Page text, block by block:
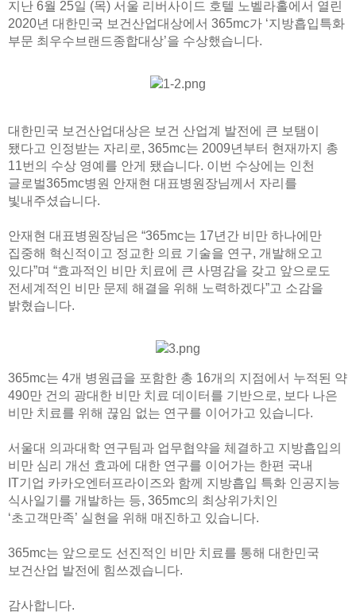
지난 6월 25일 (목) 서울 리버사이드 호텔 노벨라홀에서 열린
2020년 대한민국 보건산업대상에서 365mc가 ‘지방흡입특화
부문 최우수브랜드종합대상’을 수상했습니다.
대한민국 보건산업대상은 보건 산업계 발전에 큰 보탬이
됐다고 인정받는 자리로, 365mc는 2009년부터 현재까지 총
11번의 수상 영예를 안게 됐습니다. 이번 수상에는 인천
글로벌365mc병원 안재현 대표병원장님께서 자리를
빛내주셨습니다.
안재현 대표병원장님은 “365mc는 17년간 비만 하나에만
집중해 혁신적이고 정교한 의료 기술을 연구, 개발해오고
있다”며 “효과적인 비만 치료에 큰 사명감을 갖고 앞으로도
전세계적인 비만 문제 해결을 위해 노력하겠다”고 소감을
밝혔습니다.
365mc는 4개 병원급을 포함한 총 16개의 지점에서 누적된 약
490만 건의 광대한 비만 치료 데이터를 기반으로, 보다 나은
비만 치료를 위해 끊임 없는 연구를 이어가고 있습니다.
서울대 의과대학 연구팀과 업무협약을 체결하고 지방흡입의
비만 심리 개선 효과에 대한 연구를 이어가는 한편 국내
IT기업 카카오엔터프라이즈와 함께 지방흡입 특화 인공지능
식사일기를 개발하는 등, 365mc의 최상위가치인
‘초고객만족’ 실현을 위해 매진하고 있습니다.
365mc는 앞으로도 선진적인 비만 치료를 통해 대한민국
보건산업 발전에 힘쓰겠습니다.
감사합니다.